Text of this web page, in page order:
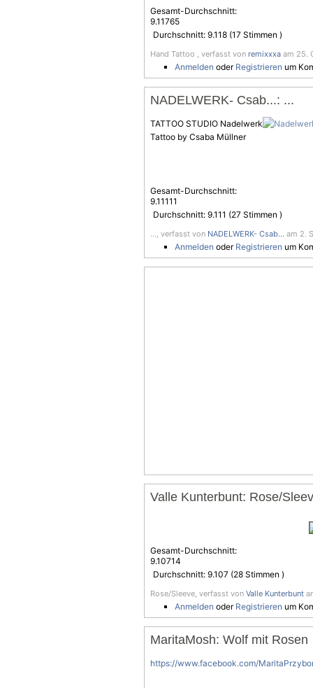
Gesamt-Durchschnitt:
9.11765
Durchschnitt: 9.118 (17 Stimmen )
Hand Tattoo , verfasst von remixxxa am 25.
Anmelden oder Registrieren um
NADELWERK- Csab...: ...
TATTOO STUDIO Nadelwerk
Tattoo by Csaba Müllner
Gesamt-Durchschnitt:
9.11111
Durchschnitt: 9.111 (27 Stimmen )
..., verfasst von NADELWERK- Csab... am 2.
Anmelden oder Registrieren um
Valle Kunterbunt: Rose/
Gesamt-Durchschnitt:
9.10714
Durchschnitt: 9.107 (28 Stimmen )
Rose/Sleeve, verfasst von Valle Kunterbunt
Anmelden oder Registrieren um
MaritaMosh: Wolf mit Rosen
https://www.facebook.com/